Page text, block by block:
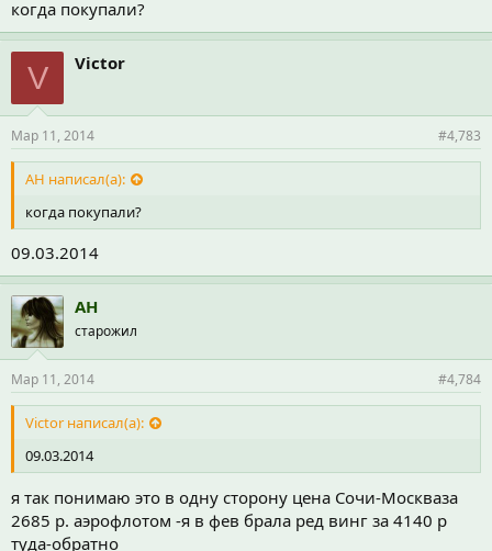
когда покупали?
V Victor
Мар 11, 2014 #4,783
АН написал(а):
когда покупали?
09.03.2014
АН
старожил
Мар 11, 2014 #4,784
Victor написал(а):
09.03.2014
я так понимаю это в одну сторону цена Сочи-Москваза
2685 р. аэрофлотом -я в фев брала ред винг за 4140 р
туда-обратно